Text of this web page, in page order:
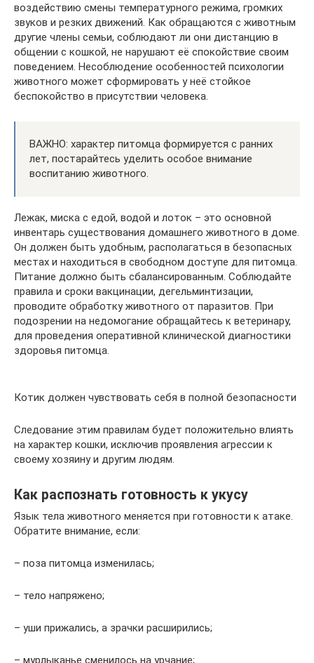
воздействию смены температурного режима, громких
звуков и резких движений. Как обращаются с животным
другие члены семьи, соблюдают ли они дистанцию в
общении с кошкой, не нарушают её спокойствие своим
поведением. Несоблюдение особенностей психологии
животного может сформировать у неё стойкое
беспокойство в присутствии человека.
ВАЖНО: характер питомца формируется с ранних
лет, постарайтесь уделить особое внимание
воспитанию животного.
Лежак, миска с едой, водой и лоток – это основной
инвентарь существования домашнего животного в доме.
Он должен быть удобным, располагаться в безопасных
местах и находиться в свободном доступе для питомца.
Питание должно быть сбалансированным. Соблюдайте
правила и сроки вакцинации, дегельминтизации,
проводите обработку животного от паразитов. При
подозрении на недомогание обращайтесь к ветеринару,
для проведения оперативной клинической диагностики
здоровья питомца.
Котик должен чувствовать себя в полной безопасности
Следование этим правилам будет положительно влиять
на характер кошки, исключив проявления агрессии к
своему хозяину и другим людям.
Как распознать готовность к укусу
Язык тела животного меняется при готовности к атаке.
Обратите внимание, если:
– поза питомца изменилась;
– тело напряжено;
– уши прижались, а зрачки расширились;
– мурлыканье сменилось на урчание;